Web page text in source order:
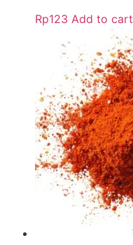
Rp123 Add to cart